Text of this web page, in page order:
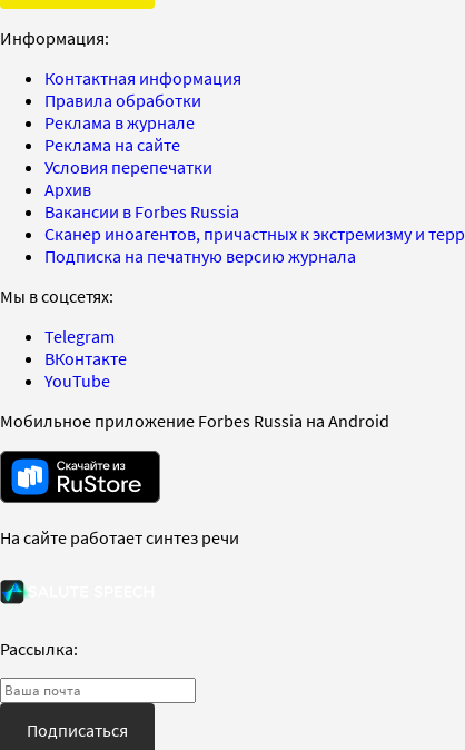
Информация:
Контактная информация
Правила обработки
Реклама в журнале
Реклама на сайте
Условия перепечатки
Архив
Вакансии в Forbes Russia
Сканер иноагентов, причастных к экстремизму и
Подписка на печатную версию журнала
Мы в соцсетях:
Telegram
ВКонтакте
YouTube
Мобильное приложение Forbes Russia на Android
На сайте работает синтез речи
Рассылка:
Подписаться